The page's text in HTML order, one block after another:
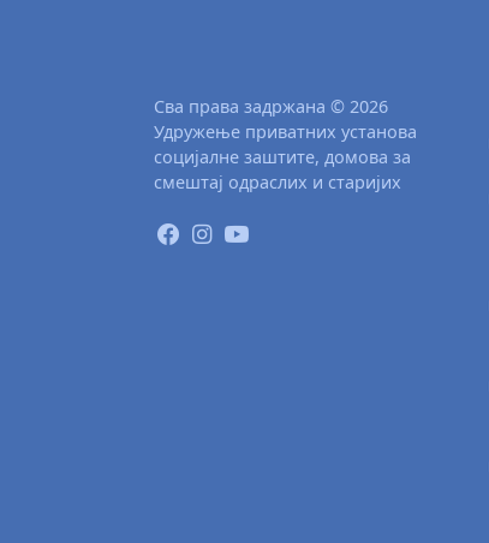
Сва права задржана © 2026
Удружење приватних установа
социјалне заштите, домова за
смештај одраслих и старијих